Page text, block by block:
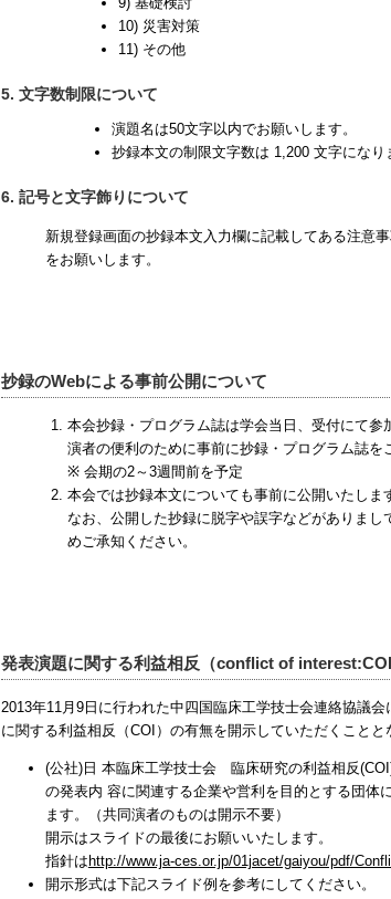
10) 災害対策
11) その他
5. 文字数制限について
演題名は50文字以内でお願いします。
抄録本文の制限文字数は 1,200 文字になり
6. 記号と文字飾りについて
新規登録画面の抄録本文入力欄に記載してある注意
をお願いします。
抄録のWebによる事前公開について
本会抄録・プログラム誌は学会当日、受付にて
演者の便利のために事前に抄録・プログラム誌を
※ 会期の2～3週間前を予定
本会では抄録本文についても事前に公開いたしま
なお、公開した抄録に脱字や誤字などがありま
めご承知ください。
発表演題に関する利益相反（conflict of
2013年11月9日に行われた中四国臨床工学技士会連絡協議
に関する利益相反（COI）の有無を開示していただくことと
(公社)日 本臨床工学技士会 臨床研究の利益相反
の発表内 容に関連する企業や営利を目的とする団体
ます。（共同演者のものは開示不要）
開示はスライドの最後にお願いいたします。
指針は http://www.ja-ces.or.jp/01jacet/gaiyou/pdf/
開示形式は下記スライド例を参考にしてください。